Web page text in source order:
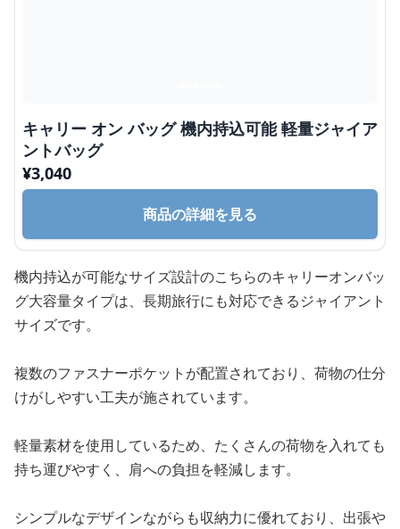
キャリー オン バッグ 機内持込可能 軽量ジャイア
ントバッグ
¥3,040
商品の詳細を見る
機内持込が可能なサイズ設計のこちらのキャリーオンバッ
グ大容量タイプは、長期旅行にも対応できるジャイアント
サイズです。
複数のファスナーポケットが配置されており、荷物の仕分
けがしやすい工夫が施されています。
軽量素材を使用しているため、たくさんの荷物を入れても
持ち運びやすく、肩への負担を軽減します。
シンプルなデザインながらも収納力に優れており、出張や